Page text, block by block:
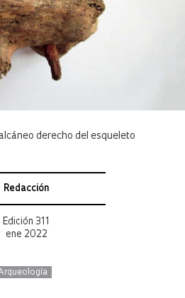
derecho del esqueleto
Redacción
Edición 311
ene 2022